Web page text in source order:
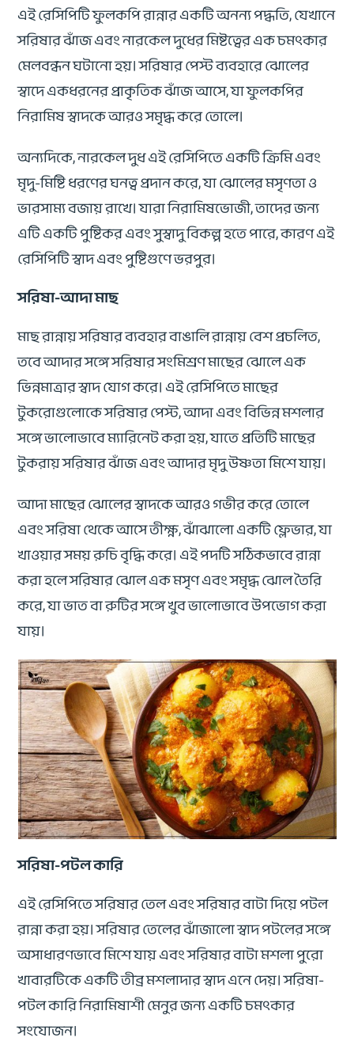
এই রেসিপিটি ফুলকপি রান্নার একটি অনন্য পদ্ধতি, যেখানে
সরিষার ঝাঁজ এবং নারকেল দুধের মিষ্টত্বের এক চমৎকার
মেলবন্ধন ঘটানো হয়। সরিষার পেস্ট ব্যবহারে ঝোলের
স্বাদে একধরনের প্রাকৃতিক ঝাঁজ আসে, যা ফুলকপির
নিরামিষ স্বাদকে আরও সমৃদ্ধ করে তোলে।
অন্যদিকে, নারকেল দুধ এই রেসিপিতে একটি ক্রিমি এবং
মৃদু-মিষ্টি ধরণের ঘনত্ব প্রদান করে, যা ঝোলের মসৃণতা ও
ভারসাম্য বজায় রাখে। যারা নিরামিষভোজী, তাদের জন্য
এটি একটি পুষ্টিকর এবং সুস্বাদু বিকল্প হতে পারে, কারণ এই
রেসিপিটি স্বাদ এবং পুষ্টিগুণে ভরপুর।
সরিষা-আদা মাছ
মাছ রান্নায় সরিষার ব্যবহার বাঙালি রান্নায় বেশ প্রচলিত,
তবে আদার সঙ্গে সরিষার সংমিশ্রণ মাছের ঝোলে এক
ভিন্নমাত্রার স্বাদ যোগ করে। এই রেসিপিতে মাছের
টুকরোগুলোকে সরিষার পেস্ট, আদা এবং বিভিন্ন মশলার
সঙ্গে ভালোভাবে ম্যারিনেট করা হয়, যাতে প্রতিটি মাছের
টুকরায় সরিষার ঝাঁজ এবং আদার মৃদু উষ্ণতা মিশে যায়।
আদা মাছের ঝোলের স্বাদকে আরও গভীর করে তোলে
এবং সরিষা থেকে আসে তীক্ষ্ণ, ঝাঁঝালো একটি ফ্লেভার, যা
খাওয়ার সময় রুচি বৃদ্ধি করে। এই পদটি সঠিকভাবে রান্না
করা হলে সরিষার ঝোল এক মসৃণ এবং সমৃদ্ধ ঝোল তৈরি
করে, যা ভাত বা রুটির সঙ্গে খুব ভালোভাবে উপভোগ করা
যায়।
সরিষা-পটল কারি
এই রেসিপিতে সরিষার তেল এবং সরিষার বাটা দিয়ে পটল
রান্না করা হয়। সরিষার তেলের ঝাঁজালো স্বাদ পটলের সঙ্গে
অসাধারণভাবে মিশে যায় এবং সরিষার বাটা মশলা পুরো
খাবারটিকে একটি তীব্র মশলাদার স্বাদ এনে দেয়। সরিষা-
পটল কারি নিরামিষাশী মেনুর জন্য একটি চমৎকার
সংযোজন।